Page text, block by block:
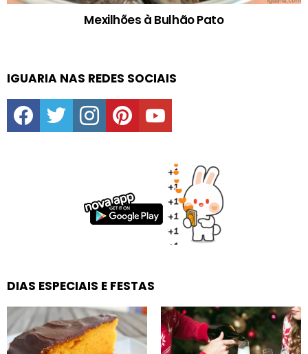
Mexilhões à Bulhão Pato
IGUARIA NAS REDES SOCIAIS
facebooktwitter instagrampinterestyoutube
DIAS ESPECIAIS E FESTAS